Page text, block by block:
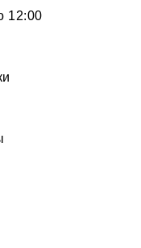
12:00